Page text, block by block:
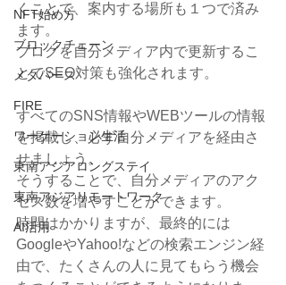
NFT始め方
ブロックチェーン
メタバース
FIRE
ワーケーション生活
東南アジアロングステイ
東南アジアリモートワーク
AI活用
くことで、案内する場所も１つで済み
ます。
ブログを自分メディア内で更新するこ
とでSEO対策も強化されます。
すべてのSNS情報やWEBツールの情報
を掲載し、必ず自分メディアを経由さ
せましょう。
そうすることで、自分メディアのアク
セス数を増やすことができます。
時間はかかりますが、最終的には
GoogleやYahoo!などの検索エンジン経
由で、たくさんの人に見てもらう機会